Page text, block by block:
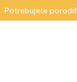
Potrebujete